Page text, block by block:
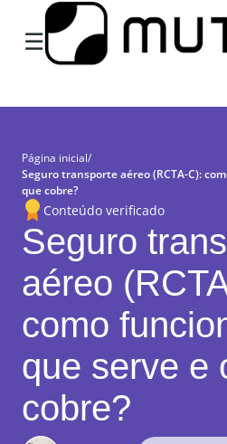
☰
Página inicial/
Seguro transporte aéreo (RCTA-C):
que cobre?
Conteúdo verificado
Seguro
aéreo
como
que serve e
cobre?